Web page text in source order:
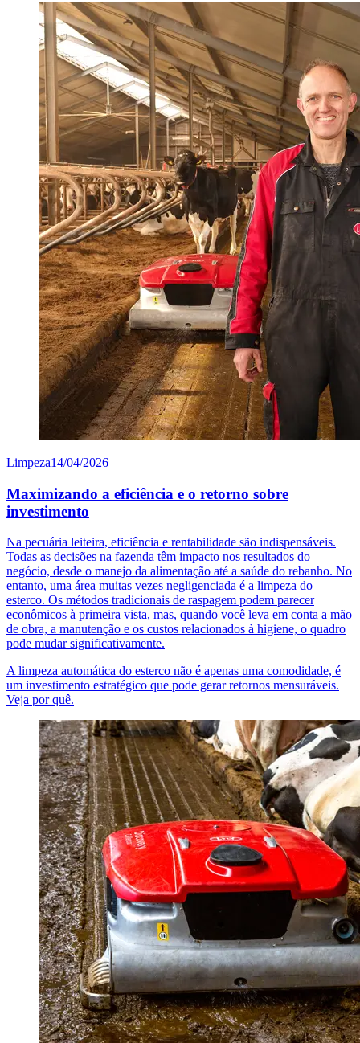
Limpeza14/04/2026
Maximizando a eficiência e o retorno sobre
investimento
Na pecuária leiteira, eficiência e rentabilidade são indispensáveis.
Todas as decisões na fazenda têm impacto nos resultados do
negócio, desde o manejo da alimentação até a saúde do rebanho. No
entanto, uma área muitas vezes negligenciada é a limpeza do
esterco. Os métodos tradicionais de raspagem podem parecer
econômicos à primeira vista, mas, quando você leva em conta a mão
de obra, a manutenção e os custos relacionados à higiene, o quadro
pode mudar significativamente.
A limpeza automática do esterco não é apenas uma comodidade, é
um investimento estratégico que pode gerar retornos mensuráveis.
Veja por quê.